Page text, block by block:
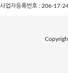
사업자등록번호 : 206-17-